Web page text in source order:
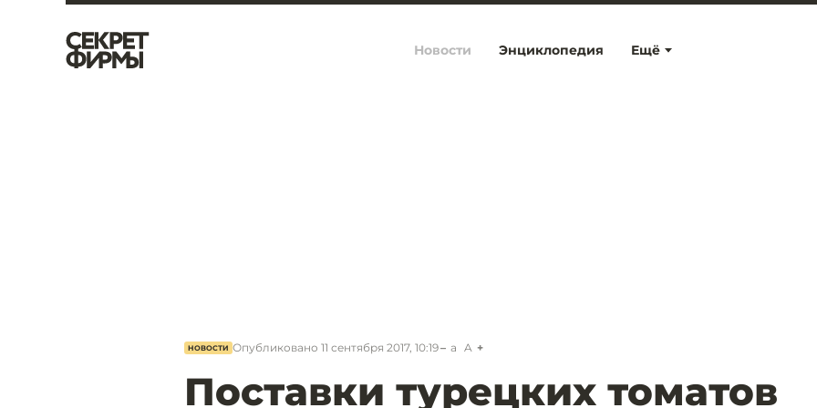
Ещё
Новости Энциклопедия
НОВОСТИ Опубликовано 11 сентября 2017, 10:19 a A
Поставки турецких томатов